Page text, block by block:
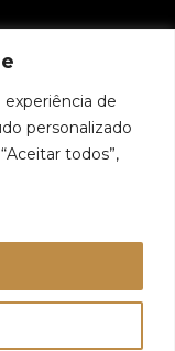
experiência de
personalizado
todos”,
reservados